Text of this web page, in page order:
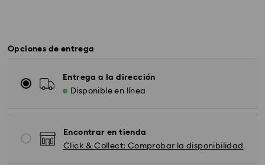
Opciones de entrega
Entrega a la dirección
Disponible en línea
Encontrar en tienda
Click & Collect: Comprobar la disponibilidad